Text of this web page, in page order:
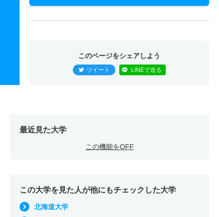
このページをシェアしよう
ツイート LINEで送る
最近見た大学
この機能をOFF
この大学を見た人が他にもチェックした大学
北海道大学